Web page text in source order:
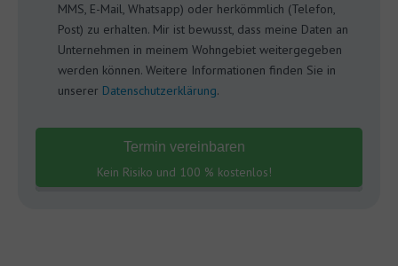
MMS, E-Mail, Whatsapp) oder herkömmlich (Telefon,
Post) zu erhalten. Mir ist bewusst, dass meine Daten an
Unternehmen in meinem Wohngebiet weitergegeben
werden können. Weitere Informationen finden Sie in
unserer Datenschutzerklärung.
Termin vereinbaren
Kein Risiko und 100 % kostenlos!